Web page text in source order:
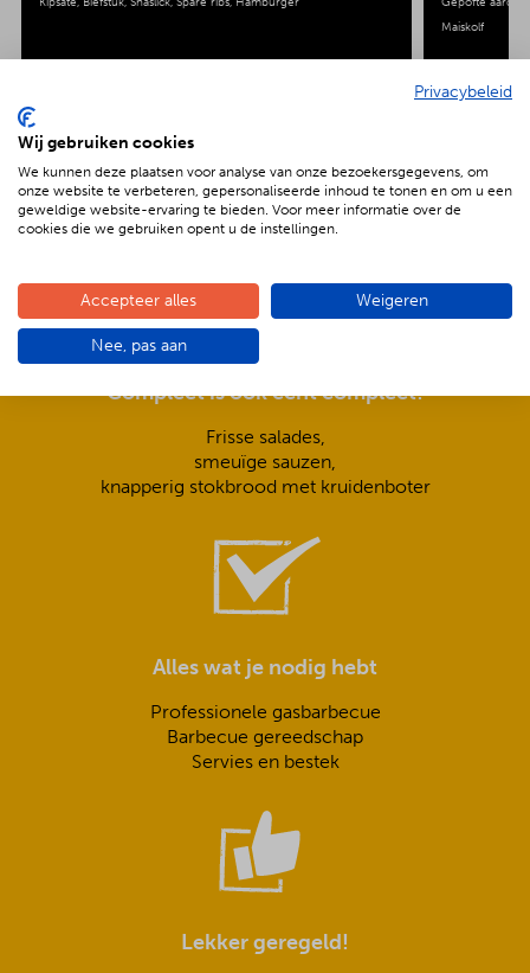
Maiskolf
De voordelen van BBQenzo.nl
Compleet is ook écht compleet!
Frisse salades,
smeuïge sauzen,
knapperig stokbrood met kruidenboter
Alles wat je nodig hebt
Professionele gasbarbecue
Barbecue gereedschap
Servies en bestek
Lekker geregeld!
Privacybeleid
Wij gebruiken cookies
We kunnen deze plaatsen voor analyse van onze bezoekersgegevens, om
onze website te verbeteren, gepersonaliseerde inhoud te tonen en om u een
geweldige website-ervaring te bieden. Voor meer informatie over de
cookies die we gebruiken opent u de instellingen.
Accepteer alles Weigeren
Nee, pas aan